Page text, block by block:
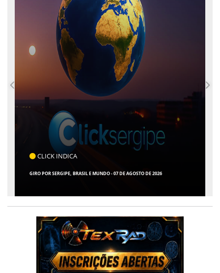
CLICK INDICA
GIRO POR SERGIPE, BRASIL E MUNDO - 07 DE AGOSTO DE 2026